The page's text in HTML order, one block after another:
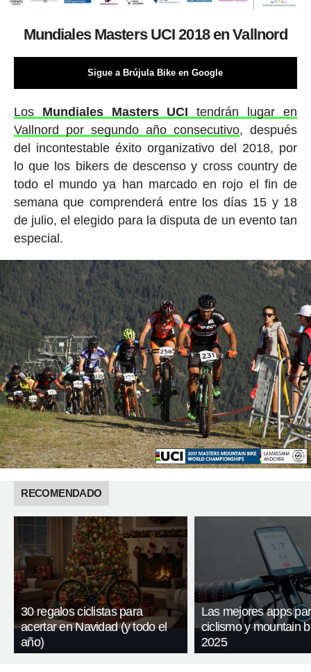
Mundiales Masters UCI 2018 en Vallnord
Sigue a Brújula Bike en Google
Los Mundiales Masters UCI tendrán lugar en
Vallnord por segundo año consecutivo, después
del incontestable éxito organizativo del 2018, por
lo que los bikers de descenso y cross country de
todo el mundo ya han marcado en rojo el fin de
semana que comprenderá entre los días 15 y 18
de julio, el elegido para la disputa de un evento tan
especial.
RECOMENDADO
30 regalos ciclistas para
acertar en Navidad (y todo el
año)
Las mejores apps
ciclismo y mountain
2025